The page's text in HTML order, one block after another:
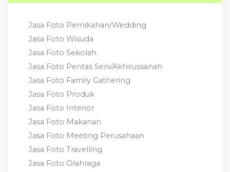
Jasa Foto Pernikahan/Wedding
Jasa Foto Wisuda
Jasa Foto Sekolah
Jasa Foto Pentas Seni/Akhirussanah
Jasa Foto Family Gathering
Jasa Foto Produk
Jasa Foto Interior
Jasa Foto Makanan
Jasa Foto Meeting Perusahaan
Jasa Foto Travelling
Jasa Foto Olahraga